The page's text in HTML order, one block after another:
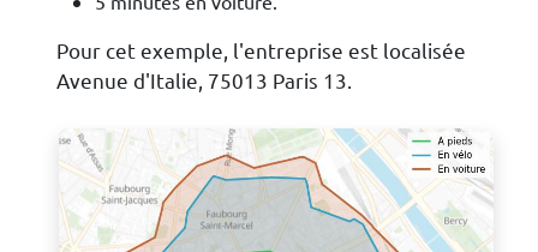
Pour cet exemple, l'entreprise est localisée
Avenue d'Italie, 75013 Paris 13.